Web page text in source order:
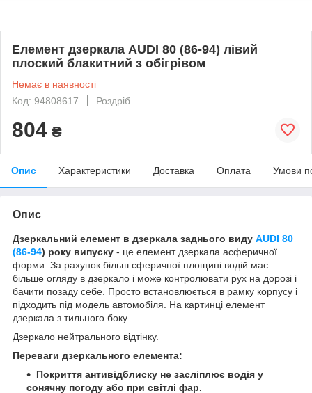
Елемент дзеркала AUDI 80 (86-94) лівий
плоский блакитний з обігрівом
Немає в наявності
Код: 94808617
Роздріб
804 ₴
Опис Характеристики Доставка Оплата Умови
Опис
Дзеркальний елемент в дзеркала заднього виду AUDI 80
(86-94) року випуску - це елемент дзеркала асферичної
форми. За рахунок більш сферичної площині водій має
більше огляду в дзеркало і може контролювати рух на дорозі і
бачити позаду себе. Просто встановлюється в рамку корпусу і
підходить під модель автомобіля. На картинці елемент
дзеркала з тильного боку.
Дзеркало нейтрального відтінку.
Переваги дзеркального елемента:
Покриття антивідблиску не засліплює водія у
сонячну погоду або при світлі фар.